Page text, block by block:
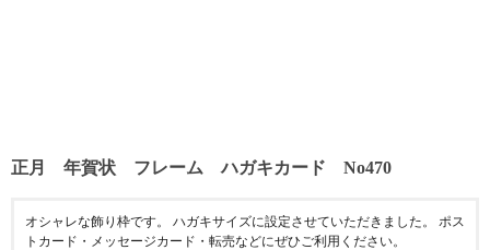
正月 年賀状 フレーム ハガキカード No470
オシャレな飾り枠です。 ハガキサイズに設定させていただきました。 ポス
トカード・メッセージカード・転売などにぜひご利用ください。